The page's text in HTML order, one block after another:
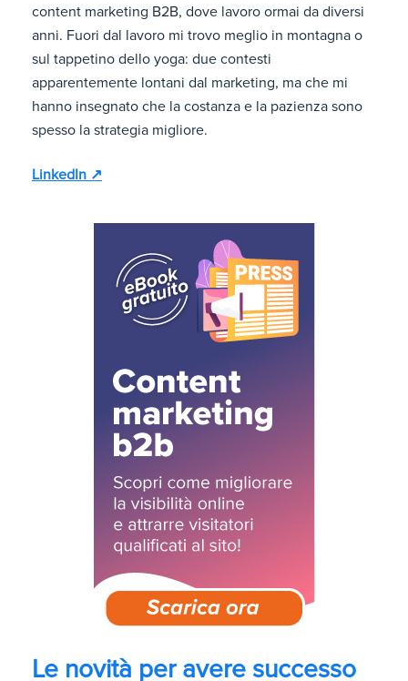
content marketing B2B, dove lavoro ormai da diversi
anni. Fuori dal lavoro mi trovo meglio in montagna o
sul tappetino dello yoga: due contesti
apparentemente lontani dal marketing, ma che mi
hanno insegnato che la costanza e la pazienza sono
spesso la strategia migliore.
LinkedIn ↗
Le novità per avere successo